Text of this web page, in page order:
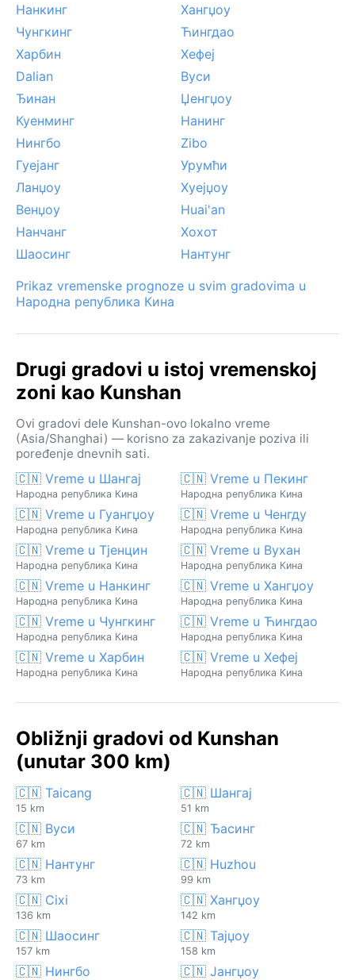
Нанкинг
Хангџоу
Чунгкинг
Ћингдао
Харбин
Хефеј
Dalian
Вуси
Ђинан
Џенгџоу
Куенминг
Нанинг
Нингбо
Zibo
Гуејанг
Урумћи
Ланџоу
Хуејџоу
Венџоу
Huai'an
Нанчанг
Хохот
Шаосинг
Нантунг
Prikaz vremenske prognoze u svim gradovima u
Народна република Кина
Drugi gradovi u istoj vremenskoj
zoni kao Kunshan
Ovi gradovi dele Kunshan-ovo lokalno vreme
(Asia/Shanghai) — korisno za zakazivanje poziva ili
poređenje dnevnih sati.
🇨🇳 Vreme u Шангај
Народна република Кина
🇨🇳 Vreme u Пекинг
Народна република Кина
🇨🇳 Vreme u Гуангџоу
Народна република Кина
🇨🇳 Vreme u Ченгду
Народна република Кина
🇨🇳 Vreme u Тјенцин
Народна република Кина
🇨🇳 Vreme u Вухан
Народна република Кина
🇨🇳 Vreme u Нанкинг
Народна република Кина
🇨🇳 Vreme u Хангџоу
Народна република Кина
🇨🇳 Vreme u Чунгкинг
Народна република Кина
🇨🇳 Vreme u Ћингдао
Народна република Кина
🇨🇳 Vreme u Харбин
Народна република Кина
🇨🇳 Vreme u Хефеј
Народна република Кина
Obližnji gradovi od Kunshan
(unutar 300 km)
🇨🇳 Taicang
15 km
🇨🇳 Шангај
51 km
🇨🇳 Вуси
67 km
🇨🇳 Ђасинг
72 km
🇨🇳 Нантунг
73 km
🇨🇳 Huzhou
99 km
🇨🇳 Cixi
136 km
🇨🇳 Хангџоу
142 km
🇨🇳 Шаосинг
157 km
🇨🇳 Тајџоу
158 km
🇨🇳 Нингбо 🇨🇳 Јангџоу